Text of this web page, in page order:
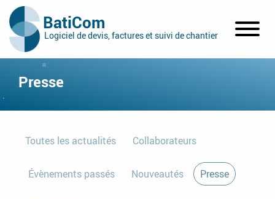
BatiCom
Logiciel de devis, factures et suivi de chantier
le
Presse
Toutes les actualités Collaborateurs
Évènements passés Nouveautés Presse